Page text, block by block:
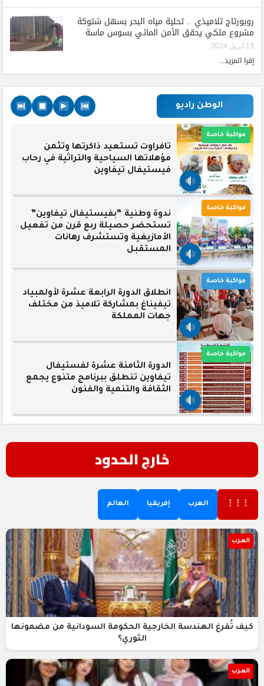
روبورتاج تلاميذي .. تحلية مياه البحر بسهل شتوكة
مشروع ملكي يحقق الأمن المائي بسوس ماسة
13 أبريل 2024
إقرا المزيد...
الوطن راديو
مواكبة خاصة
تافراوت تستعيد ذاكرتها وتثمن
مؤهلاتها السياحية والتراثية في رحاب
فيستيفال تيفاوين
مواكبة خاصة
ندوة وطنية “بفيستيفال تيفاوين”
تستحضر حصيلة ربع قرن من تفعيل
الأمازيغية وتستشرف رهانات
المستقبل
مواكبة خاصة
انطلاق الدورة الرابعة عشرة لأولمبياد
تيفيناغ بمشاركة تلاميذ من مختلف
جهات المملكة
مواكبة خاصة
الدورة الثامنة عشرة لفستيفال
تيفاوين تنطلق ببرنامج متنوع يجمع
الثقافة والتنمية والفنون
خارج الحدود
⋮⋮⋮ العرب إفريقيا العالم
العرب
كيف تُفرغ الهندسة الخارجية الحكومة السودانية من مضمونها
الثوري؟
العرب